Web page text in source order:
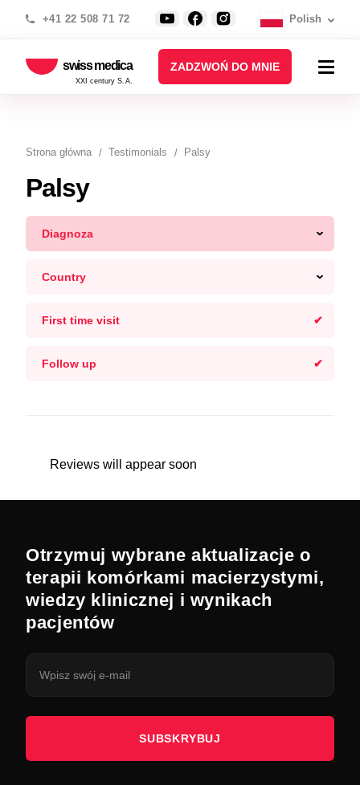
+41 22 508 71 72 Polish
swiss medica
XXI century S.A.
ZADZWOŃ DO MNIE
Strona główna Testimonials Palsy
Palsy
Diagnoza
Country
First time visit
Follow up
Reviews will appear soon
Otrzymuj wybrane aktualizacje o
terapii komórkami macierzystymi,
wiedzy klinicznej i wynikach
pacjentów
SUBSKRYBUJ